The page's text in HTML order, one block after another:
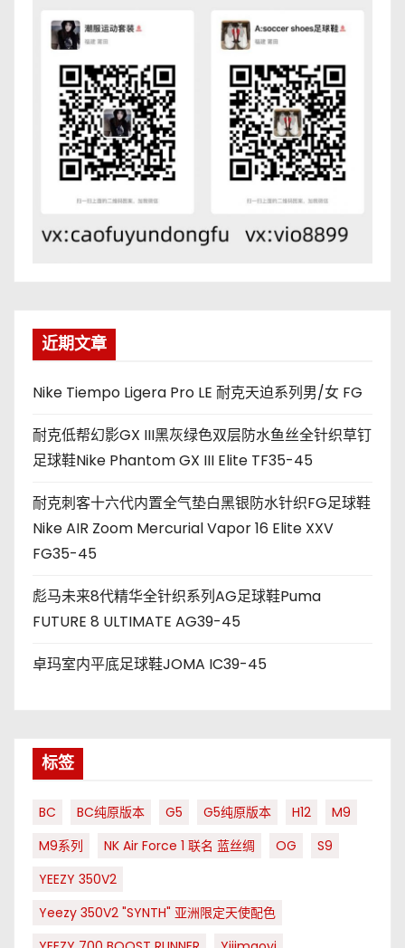
近期文章
Nike Tiempo Ligera Pro LE 耐克天迫系列男/女 FG
耐克低帮幻影GX III黑灰绿色双层防水鱼丝全针织草钉
足球鞋Nike Phantom GX III Elite TF35-45
耐克刺客十六代内置全气垫白黑银防水针织FG足球鞋
Nike AIR Zoom Mercurial Vapor 16 Elite XXV
FG35-45
彪马未来8代精华全针织系列AG足球鞋Puma
FUTURE 8 ULTIMATE AG39-45
卓玛室内平底足球鞋JOMA IC39-45
标签
BC BC纯原版本 G5 G5纯原版本 H12
M9
M9系列
NK Air Force 1 联名 蓝丝绸 OG
S9
YEEZY 350V2
Yeezy 350V2 "SYNTH" 亚洲限定天使配色